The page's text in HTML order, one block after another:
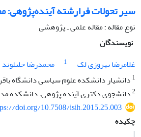
سیر تحولات فرارشته آینده‌پژوهی:
نوع مقاله : مقاله علمی ـ پژوهشی
نویسندگان
غلامرضا بهروزی لک
1 محمدرضا جلیلوند
1 دانشیار دانشکده علوم سیاسی دانشگاه
2دانشجوی دکتری آینده پژوهی، دانشکده
doi.org/10.7508/isih.2015.25.003
چکیده